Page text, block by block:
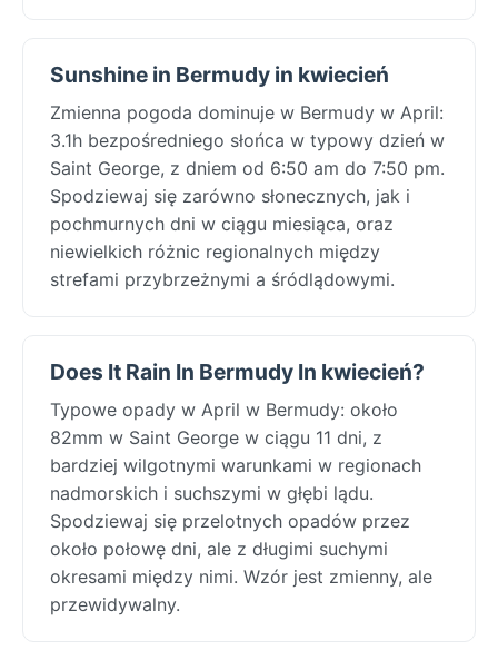
Sunshine in Bermudy in kwiecień
Zmienna pogoda dominuje w Bermudy w April:
3.1h bezpośredniego słońca w typowy dzień w
Saint George, z dniem od 6:50 am do 7:50 pm.
Spodziewaj się zarówno słonecznych, jak i
pochmurnych dni w ciągu miesiąca, oraz
niewielkich różnic regionalnych między
strefami przybrzeżnymi a śródlądowymi.
Does It Rain In Bermudy In kwiecień?
Typowe opady w April w Bermudy: około
82mm w Saint George w ciągu 11 dni, z
bardziej wilgotnymi warunkami w regionach
nadmorskich i suchszymi w głębi lądu.
Spodziewaj się przelotnych opadów przez
około połowę dni, ale z długimi suchymi
okresami między nimi. Wzór jest zmienny, ale
przewidywalny.